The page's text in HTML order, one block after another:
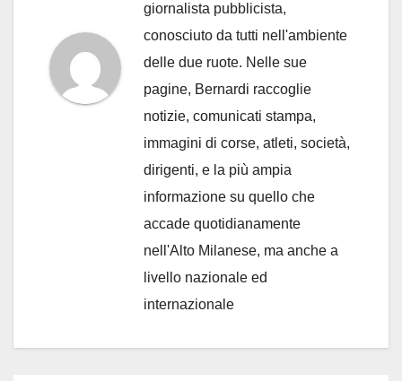
giornalista pubblicista,
conosciuto da tutti nell'ambiente
delle due ruote. Nelle sue
pagine, Bernardi raccoglie
notizie, comunicati stampa,
immagini di corse, atleti, società,
dirigenti, e la più ampia
informazione su quello che
accade quotidianamente
nell'Alto Milanese, ma anche a
livello nazionale ed
internazionale